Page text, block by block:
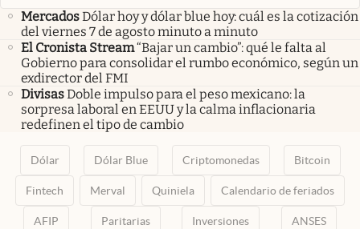
MercadosDólar hoy y dólar blue hoy: cuál es la cotización
del viernes 7 de agosto minuto a minuto
El Cronista Stream“Bajar un cambio”: qué le falta al
Gobierno para consolidar el rumbo económico, según un
exdirector del FMI
DivisasDoble impulso para el peso mexicano: la
sorpresa laboral en EEUU y la calma inflacionaria
redefinen el tipo de cambio
Dólar Dólar Blue Criptomonedas Bitcoin
Fintech Merval Quiniela Calendario de feriados
AFIP Paritarias Inversiones ANSES